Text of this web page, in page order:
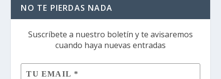
NO TE PIERDAS NADA
Suscríbete a nuestro boletín y te avisaremos
cuando haya nuevas entradas